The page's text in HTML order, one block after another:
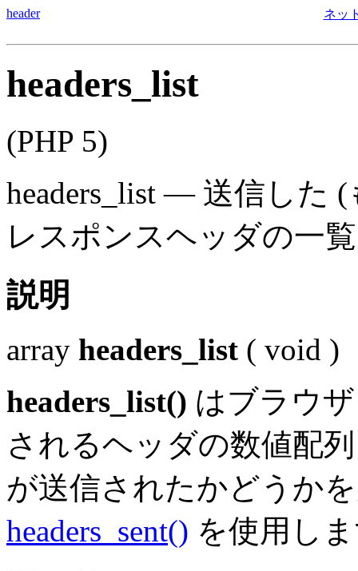
header ネッ
headers_list
(PHP 5)
headers_list — 送信した
レスポンスヘッダの一
説明
array headers_list ( void )
headers_list() はブラウ
されるヘッダの数値配
が送信されたかどうか
headers_sent() を使用し